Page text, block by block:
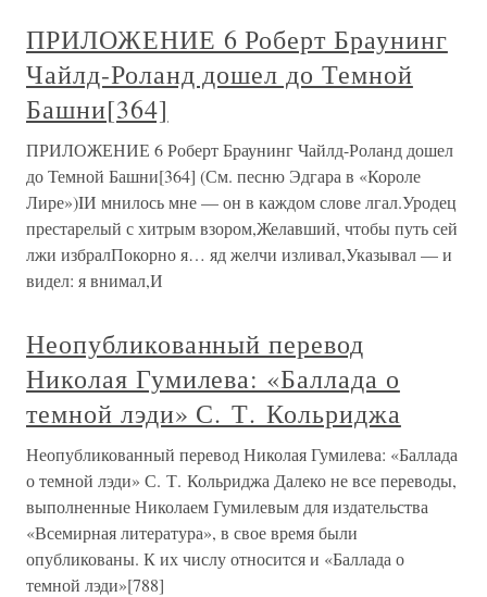
ПРИЛОЖЕНИЕ 6 Роберт Браунинг
Чайлд-Роланд дошел до Темной
Башни[364]
ПРИЛОЖЕНИЕ 6 Роберт Браунинг Чайлд-Роланд дошел
до Темной Башни[364] (См. песню Эдгара в «Короле
Лире»)IИ мнилось мне — он в каждом слове лгал.Уродец
престарелый с хитрым взором,Желавший, чтобы путь сей
лжи избралПокорно я… яд желчи изливал,Указывал — и
видел: я внимал,И
Неопубликованный перевод
Николая Гумилева: «Баллада о
темной лэди» С. Т. Кольриджа
Неопубликованный перевод Николая Гумилева: «Баллада
о темной лэди» С. Т. Кольриджа Далеко не все переводы,
выполненные Николаем Гумилевым для издательства
«Всемирная литература», в свое время были
опубликованы. К их числу относится и «Баллада о
темной лэди»[788]